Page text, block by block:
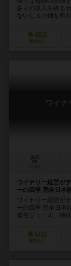
多くの収入を得る
ないし３の畑を所
453
興味あり
ワイナ
ワイナリー経営が
ーの四季 完全日本
ワイナリー経営が
ーの四季 完全日本
備モジュール、特
502
興味あり